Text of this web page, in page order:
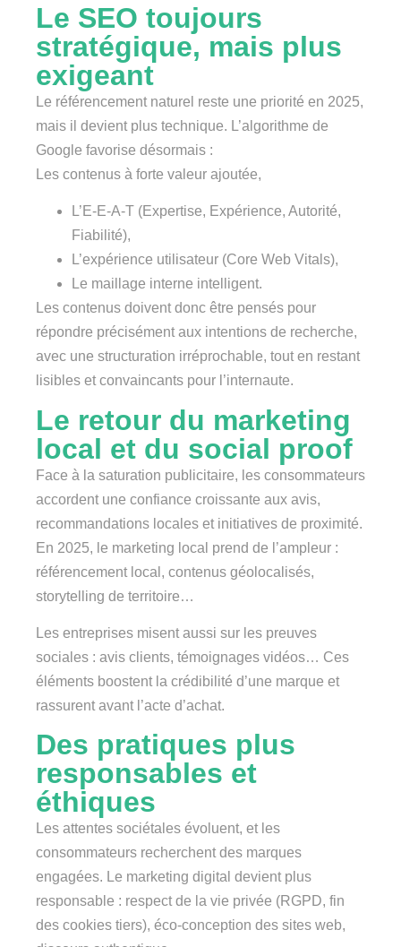
Le SEO toujours
stratégique, mais plus
exigeant
Le référencement naturel reste une priorité en 2025,
mais il devient plus technique. L’algorithme de
Google favorise désormais :
Les contenus à forte valeur ajoutée,
L’E-E-A-T (Expertise, Expérience, Autorité,
Fiabilité),
L’expérience utilisateur (Core Web Vitals),
Le maillage interne intelligent.
Les contenus doivent donc être pensés pour
répondre précisément aux intentions de recherche,
avec une structuration irréprochable, tout en restant
lisibles et convaincants pour l’internaute.
Le retour du marketing
local et du social proof
Face à la saturation publicitaire, les consommateurs
accordent une confiance croissante aux avis,
recommandations locales et initiatives de proximité.
En 2025, le marketing local prend de l’ampleur :
référencement local, contenus géolocalisés,
storytelling de territoire…
Les entreprises misent aussi sur les preuves
sociales : avis clients, témoignages vidéos… Ces
éléments boostent la crédibilité d’une marque et
rassurent avant l’acte d’achat.
Des pratiques plus
responsables et
éthiques
Les attentes sociétales évoluent, et les
consommateurs recherchent des marques
engagées. Le marketing digital devient plus
responsable : respect de la vie privée (RGPD, fin
des cookies tiers), éco-conception des sites web,